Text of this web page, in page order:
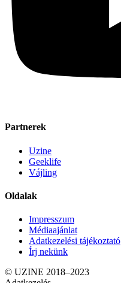
Partnerek
Uzine
Geeklife
Vájling
Oldalak
Impresszum
Médiaajánlat
Adatkezelési tájékoztató
Írj nekünk
© UZINE 2018–2023